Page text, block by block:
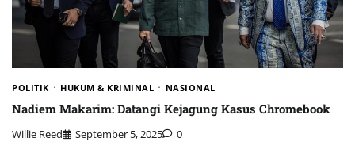
POLITIK HUKUM & KRIMINAL NASIONAL
Nadiem Makarim: Datangi Kejagung Kasus Chromebook
Willie Reed September 5, 2025 0